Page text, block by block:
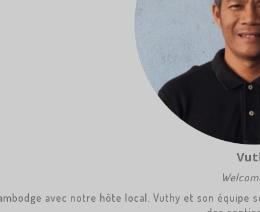
avec notre hôte local. Vuthy et son